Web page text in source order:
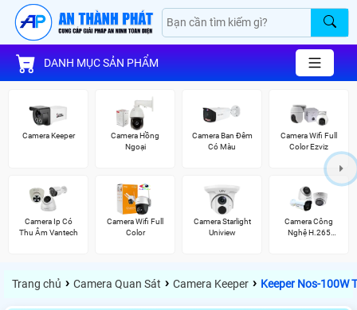
DANH MỤC SẢN PHẨM
Camera Keeper
Camera Hồng
Ngoại
Camera Ban Đêm
Có Màu
Camera Wifi Full
Color Ezviz
Camera Ip Có
Thu Âm Vantech
Camera Wifi Full
Color
Camera Starlight
Uniview
Camera Công
Nghệ H.265
Trang chủ › Camera Quan Sát › Camera Keeper › Keeper Nos-100W